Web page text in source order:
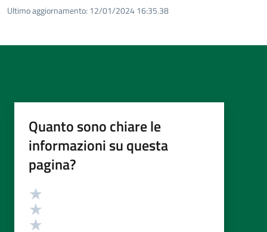
Ultimo aggiornamento: 12/01/2024 16:35.38
Quanto sono chiare le
informazioni su questa
pagina?
Valutazione